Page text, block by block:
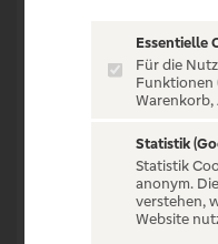
Essentielle
Für die
Funktionen
Warenkorb,
Statistik
Statistik
anonym.
verstehen,
Website